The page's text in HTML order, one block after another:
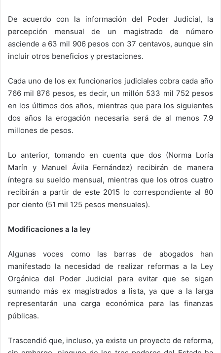
De acuerdo con la información del Poder Judicial, la
percepción mensual de un magistrado de número
asciende a 63 mil 906 pesos con 37 centavos, aunque sin
incluir otros beneficios y prestaciones.
Cada uno de los ex funcionarios judiciales cobra cada año
766 mil 876 pesos, es decir, un millón 533 mil 752 pesos
en los últimos dos años, mientras que para los siguientes
dos años la erogación necesaria será de al menos 7.9
millones de pesos.
Lo anterior, tomando en cuenta que dos (Norma Loría
Marín y Manuel Ávila Fernández) recibirán de manera
íntegra su sueldo mensual, mientras que los otros cuatro
recibirán a partir de este 2015 lo correspondiente al 80
por ciento (51 mil 125 pesos mensuales).
Modificaciones a la ley
Algunas voces como las barras de abogados han
manifestado la necesidad de realizar reformas a la Ley
Orgánica del Poder Judicial para evitar que se sigan
sumando más ex magistrados a lista, ya que a la larga
representarán una carga económica para las finanzas
públicas.
Trascendió que, incluso, ya existe un proyecto de reforma,